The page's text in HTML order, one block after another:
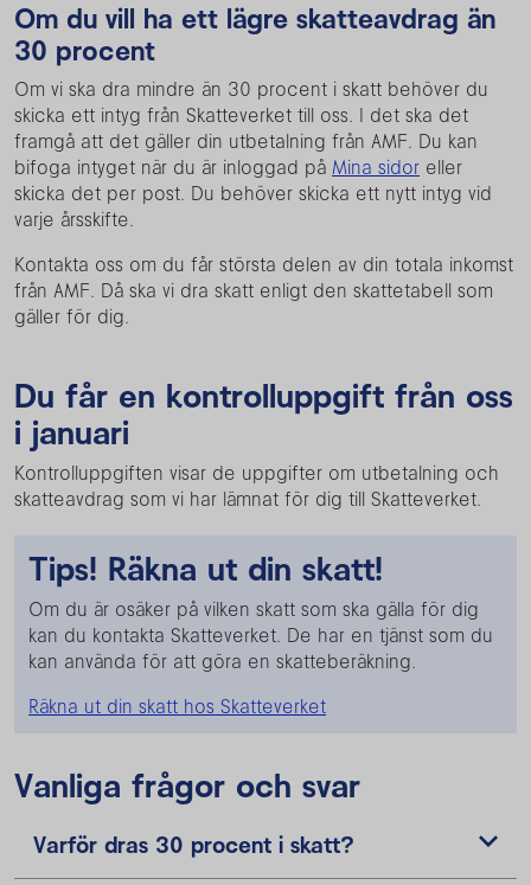
Om du vill ha ett lägre skatteavdrag än
30 procent
Om vi ska dra mindre än 30 procent i skatt behöver du
skicka ett intyg från Skatteverket till oss. I det ska det
framgå att det gäller din utbetalning från AMF. Du kan
bifoga intyget när du är inloggad på Mina sidor eller
skicka det per post. Du behöver skicka ett nytt intyg vid
varje årsskifte.
Kontakta oss om du får största delen av din totala inkomst
från AMF. Då ska vi dra skatt enligt den skattetabell som
gäller för dig.
Du får en kontrolluppgift från oss
i januari
Kontrolluppgiften visar de uppgifter om utbetalning och
skatteavdrag som vi har lämnat för dig till Skatteverket.
Tips! Räkna ut din skatt!
Om du är osäker på vilken skatt som ska gälla för dig
kan du kontakta Skatteverket. De har en tjänst som du
kan använda för att göra en skatteberäkning.
Räkna ut din skatt hos Skatteverket
Vanliga frågor och svar
Varför dras 30 procent i skatt?